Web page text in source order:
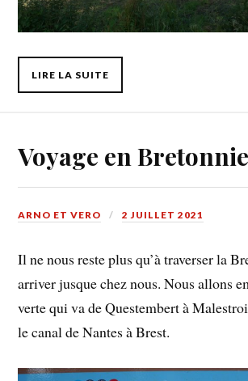
LIRE LA SUITE
Voyage en Bretonnie
ARNO ET VERO 2 JUILLET 2021
Il ne nous reste plus qu’à traverser la
arriver jusque chez nous. Nous allons
verte qui va de Questembert à
le canal de Nantes à Brest.